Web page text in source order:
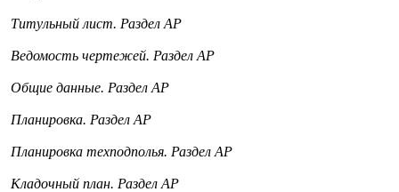
Титульный лист. Раздел АР
Ведомость чертежей. Раздел АР
Общие данные. Раздел АР
Планировка. Раздел АР
Планировка техподполья. Раздел АР
Кладочный план. Раздел АР